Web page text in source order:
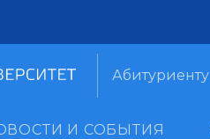
Абитуриенту
И СОБЫТИЯ